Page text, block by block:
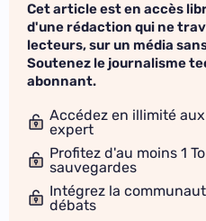
Cet article est en accès
d'une rédaction qui ne
lecteurs, sur un média
Soutenez le journalisme
abonnant.
Accédez en illimité
expert
Profitez d'au moins 1
sauvegardes
Intégrez la
débats